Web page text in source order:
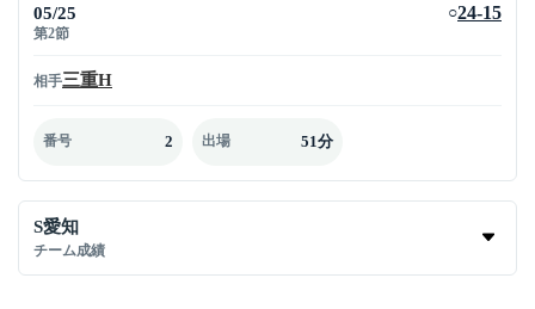
05/25
第2節
○24-15
相手三重H
番号 2 出場 51分
S愛知
チーム成績